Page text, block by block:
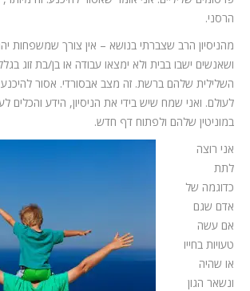
הרסני.
מהניסיון הרב שצברתי בנושא – אין צורך שמשפחות
ושאנשים ישבו בבית ולא ימצאו עבודה או בן/בת זוג
השלילית שלהם ברשת. זה מצב אבסורדי. אסור
לעולם. ואני שמח שיש בידי את הניסיון, הידע והכלים
במוניטין שלהם ולפתוח דף חדש.
אני רוצה
לתת
כדוגמה של
אדם שגם
אם עשה
טעויות בחייו
או שהיה
ונשאר הגון